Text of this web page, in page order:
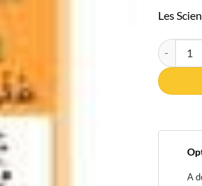
Les
quantité
A